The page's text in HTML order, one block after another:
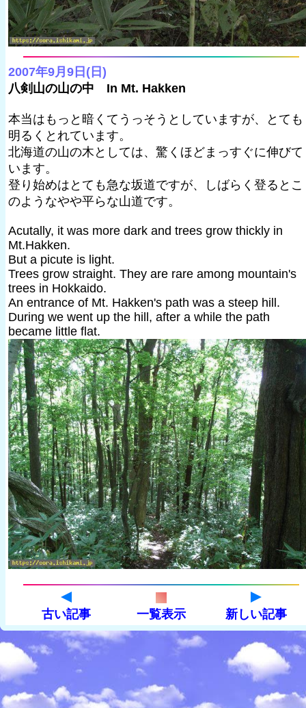
2007年9月9日(日)
八剣山の山の中 In Mt. Hakken
本当はもっと暗くてうっそうとしていますが、とても
明るくとれています。
北海道の山の木としては、驚くほどまっすぐに伸びて
います。
登り始めはとても急な坂道ですが、しばらく登るとこ
のようなやや平らな山道です。
Acutally, it was more dark and trees grow thickly in
Mt.Hakken.
But a picute is light.
Trees grow straight. They are rare among mountain's
trees in Hokkaido.
An entrance of Mt. Hakken's path was a steep hill.
During we went up the hill, after a while the path
became little flat.
古い記事 一覧表示 新しい記事